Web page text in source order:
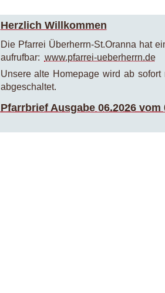
Herzlich Willkommen
Die Pfarrei Überherrn-St.Oranna hat
aufrufbar: www.pfarrei-ueberherrn.de
Unsere alte Homepage wird ab
abgeschaltet.
Pfarrbrief Ausgabe 06.2026 vom